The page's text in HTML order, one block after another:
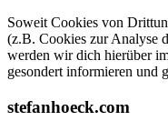
Soweit Cookies von
(z.B. Cookies zur Analyse
werden wir dich hierüber
gesondert informieren und
stefanhoeck.com